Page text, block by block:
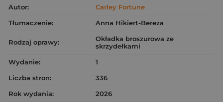
Autor:
Carley Fortune
Tłumaczenie:
Anna Hikiert-Bereza
Rodzaj oprawy:
Okładka broszurowa ze
skrzydełkami
Wydanie:
1
Liczba stron:
336
Rok wydania:
2026